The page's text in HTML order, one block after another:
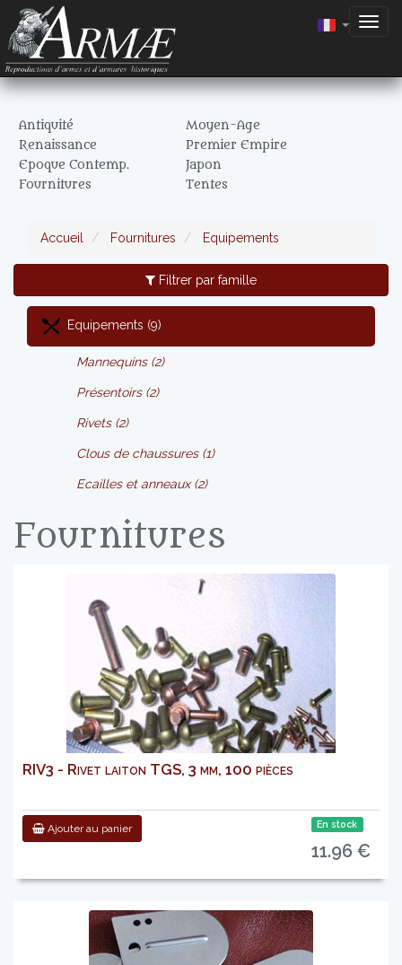
Antiquité
Moyen-Age
Renaissance
Premier Empire
Epoque Contemp.
Japon
Fournitures
Tentes
Accueil Fournitures Equipements
Filtrer par famille
Equipements (9)
Mannequins (2)
Présentoirs (2)
Rivets (2)
Clous de chaussures (1)
Ecailles et anneaux (2)
Fournitures
RIV3 - Rivet laiton TGS, 3 mm, 100 pièces
Ajouter au panier En stock
11.96 €